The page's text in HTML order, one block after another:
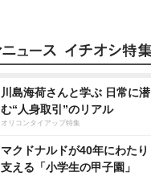
川島海荷さんと学ぶ 日常に潜
む“人身取引”のリアル
オリコンタイアップ特集
マクドナルドが40年にわたり
支える「小学生の甲子園」